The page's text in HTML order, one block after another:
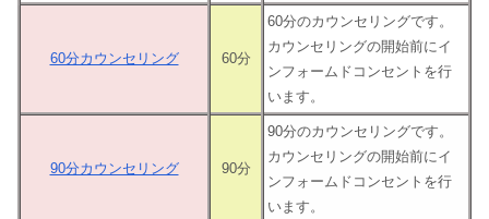
60分カウンセリング 60分
60分のカウンセリングです。
カウンセリングの開始前にイ
ンフォームドコンセントを行
います。
90分カウンセリング 90分
90分のカウンセリングです。
カウンセリングの開始前にイ
ンフォームドコンセントを行
います。